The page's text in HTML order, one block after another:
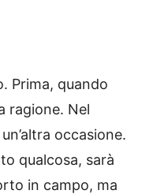
Prima, quando
ragione. Nel
occasione.
qualcosa, sarà
in campo, ma